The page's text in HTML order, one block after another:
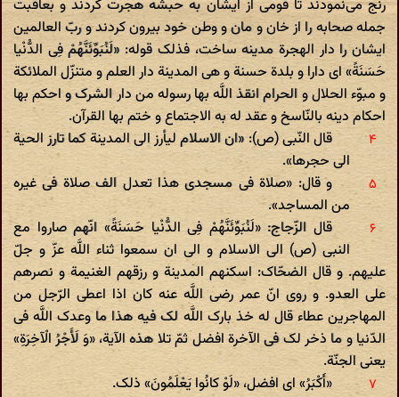
رنج می‌نمودند تا قومی از ایشان به حبشه هجرت کردند و بعاقبت
جمله صحابه را از خان و مان و وطن خود بیرون کردند و ربّ العالمین
ایشان را دار الهجرة مدینه ساخت، فذلک قوله: «لَنُبَوِّئَنَّهُمْ فِی الدُّنْیا
حَسَنَةً» ای دارا و بلدة حسنة و هی المدینة دار العلم و متنزّل الملائکة
و مبوّء الحلال و الحرام انقذ اللَّه بها رسوله من دار الشرک و احکم بها
احکام دینه بالنّاسخ و عقد له به الاجتماع و ختم بها القرآن.
قال النّبی (ص): «ان الاسلام لیأرز الی المدینة کما تارز الحیة
الی حجرها».
و قال: «صلاة فی مسجدی هذا تعدل الف صلاة فی غیره
من المساجد».
قال الزّجاج: «لَنُبَوِّئَنَّهُمْ فِی الدُّنْیا حَسَنَةً» انّهم صاروا مع
النبی (ص) الی الاسلام و الی ان سمعوا ثناء اللَّه عزّ و جلّ
علیهم. و قال الضحّاک: اسکنهم المدینة و رزقهم الغنیمة و نصرهم
علی العدو. و روی انّ عمر رضی اللَّه عنه کان اذا اعطی الرّجل من
المهاجرین عطاء قال له خذ بارک اللَّه لک فیه هذا ما وعدک اللَّه فی
الدّنیا و ما ذخر لک فی الآخرة افضل ثمّ تلا هذه الآیة، «وَ لَأَجْرُ الْآخِرَةِ»
یعنی الجنّة.
«أَکْبَرُ» ای افضل، «لَوْ کانُوا یَعْلَمُونَ» ذلک.